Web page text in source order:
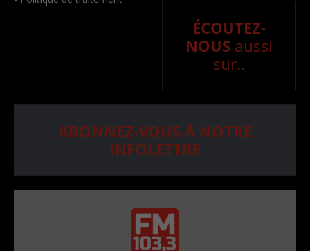
ÉCOUTEZ-
NOUS aussi
sur..
ABONNEZ-VOUS À NOTRE
INFOLETTRE